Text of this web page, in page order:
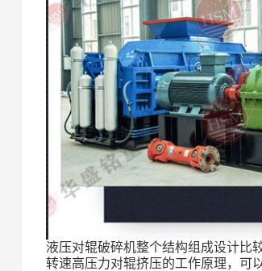
液压对辊破碎机整个结构组成设计比
转速高压力对辊挤压的工作原理，可